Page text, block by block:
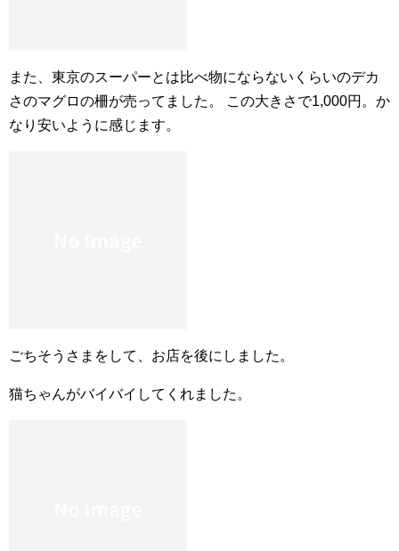
また、東京のスーパーとは比べ物にならないくらいのデカ
さのマグロの柵が売ってました。 この大きさで1,000円。か
なり安いように感じます。
ごちそうさまをして、お店を後にしました。
猫ちゃんがバイバイしてくれました。